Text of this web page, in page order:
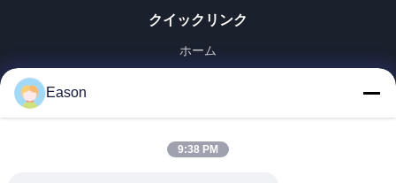
クイックリンク
ホーム
会社案内
Eason
9:38 PM